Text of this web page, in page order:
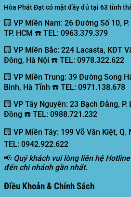
Hòa Phát Đạt có mặt đầy đủ tại 63 tỉnh
🏢 VP Miền Nam: 26 Đường Số 10,
TP. HCM ☎️ TEL: 0963.379.379
🏢 VP Miền Bắc: 224 Lacasta, KĐT
Đông, Hà Nội ☎️ TEL: 0978.322.622
🏢 VP Miền Trung: 39 Đường Song
Bình, Hà Tĩnh ☎️ TEL: 0971.138.678
🏢 VP Tây Nguyên: 23 Bạch Đằng,
Đồng ☎️ TEL: 0988.721.232
🏢 VP Miền Tây: 199 Võ Văn Kiệt,
TEL: 0942.922.622
📢 Quý khách vui lòng liên hệ
đến chi nhánh gần nhất.
Điều Khoản & Chính Sách